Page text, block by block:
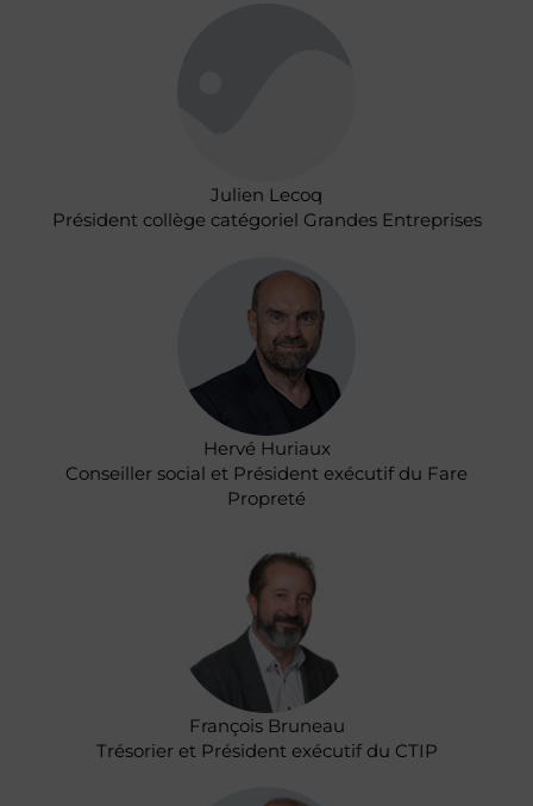
Julien Lecoq
Président collège catégoriel Grandes Entreprises
Hervé Huriaux
Conseiller social et Président exécutif du Fare
Propreté
François Bruneau
Trésorier et Président exécutif du CTIP